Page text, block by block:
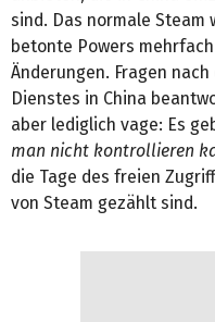
sind. Das normale Steam
betonte Powers
Änderungen. Fragen
Dienstes in China
aber lediglich vage: Es
man nicht kontrollieren
die Tage des freien
von Steam gezählt sind.